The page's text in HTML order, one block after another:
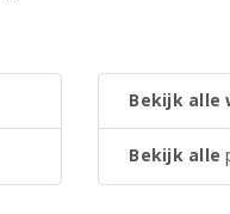
Bekijk alle
Bekijk alle